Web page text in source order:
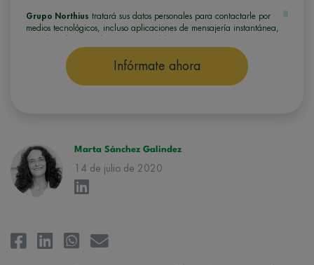
Grupo Northius tratará sus datos personales para contactarle por
medios tecnológicos, incluso aplicaciones de mensajería instantánea,
seleccionado o de otros directamente relacionados con el interés
manifestado y, en su caso, para tramitar la contratación
correspondiente. Compartiremos su solicitud con las empresas que
Grupo Northius, con el objeto de que estas puedan
Infórmate ahora
Marta Sánchez Galindez
14 de julio de 2020